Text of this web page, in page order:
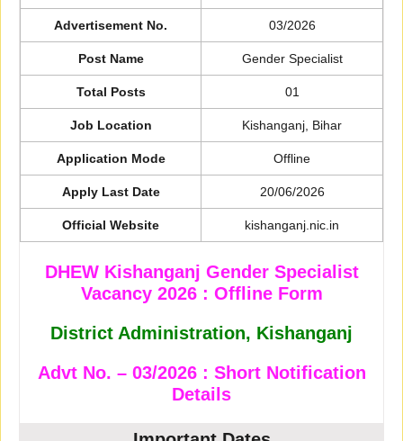
Advertisement No. 03/2026
Post Name Gender Specialist
Total Posts 01
Job Location Kishanganj, Bihar
Application Mode Offline
Apply Last Date 20/06/2026
Official Website kishanganj.nic.in
DHEW Kishanganj Gender Specialist
Vacancy 2026 : Offline Form
District Administration, Kishanganj
Advt No. – 03/2026 : Short Notification
Details